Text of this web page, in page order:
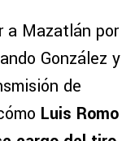
a Mazatlán por
González y
de
Luis Romo